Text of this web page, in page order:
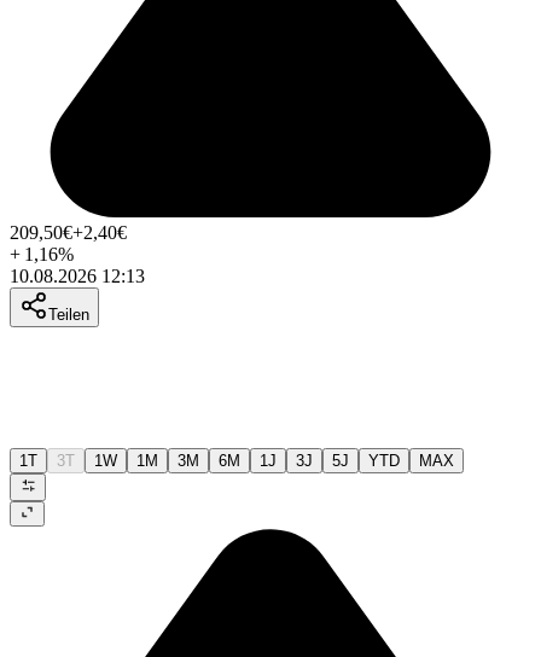
209,50€+2,40€
+ 1,16%
10.08.2026 12:13
Teilen
1T 3T 1W 1M 3M 6M 1J 3J 5J YTD MAX